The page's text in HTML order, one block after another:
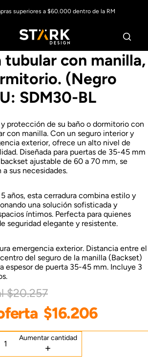
superiores a $60.000 dentro de la RM
tubular con manilla,
(Negro
SDM30-BL
protección de su baño o dormitorio con
con manilla. Con un seguro interior y
exterior, ofrece un alto nivel de
Diseñada para puertas de 35-45 mm
ajustable de 60 a 70 mm, se
sus necesidades.
años, esta cerradura combina estilo y
una solución sofisticada y
íntimos. Perfecta para quienes
seguridad elegante y resistente.
emergencia exterior. Distancia entre el
del seguro de la manilla (Backset)
espesor de puerta 35-45 mm. Incluye 3
$20.257
$16.206
Aumentar cantidad